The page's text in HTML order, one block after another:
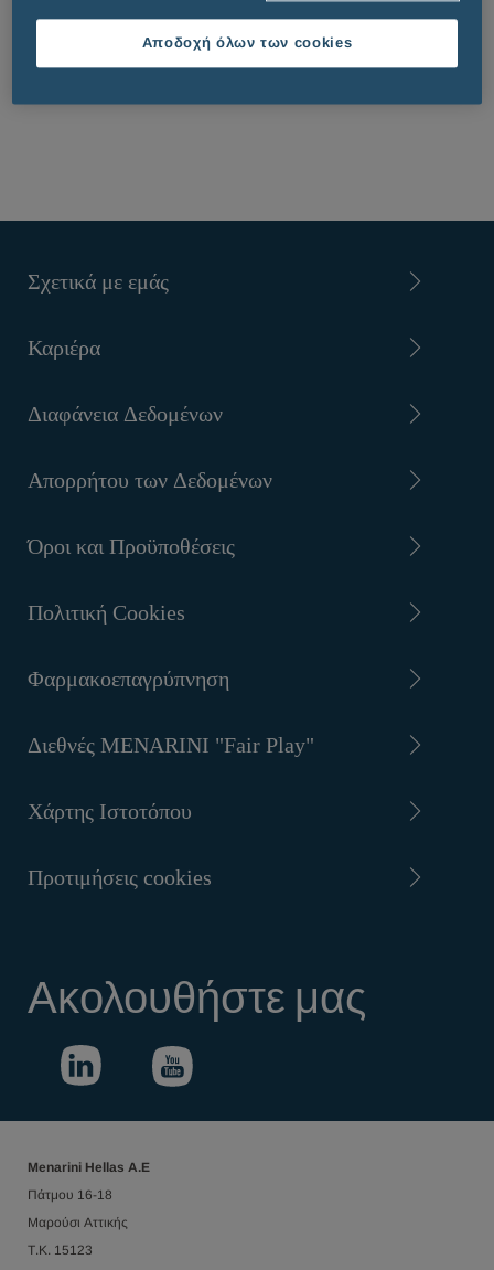
PATIENT INFORMATION LEAFLET
Σχετικά με εμάς
Καριέρα
Διαφάνεια Δεδομένων
Απορρήτου των Δεδομένων
Όροι και Προϋποθέσεις
Πολιτική Cookies
Φαρμακοεπαγρύπνηση
Διεθνές MENARINI "Fair Play"
Χάρτης Ιστοτόπου
Προτιμήσεις cookies
Ακολουθήστε μας
Menarini Hellas Α.Ε
Πάτμου 16-18
Μαρούσι Αττικής
Τ.Κ. 15123
Αποδοχή όλων των cookies